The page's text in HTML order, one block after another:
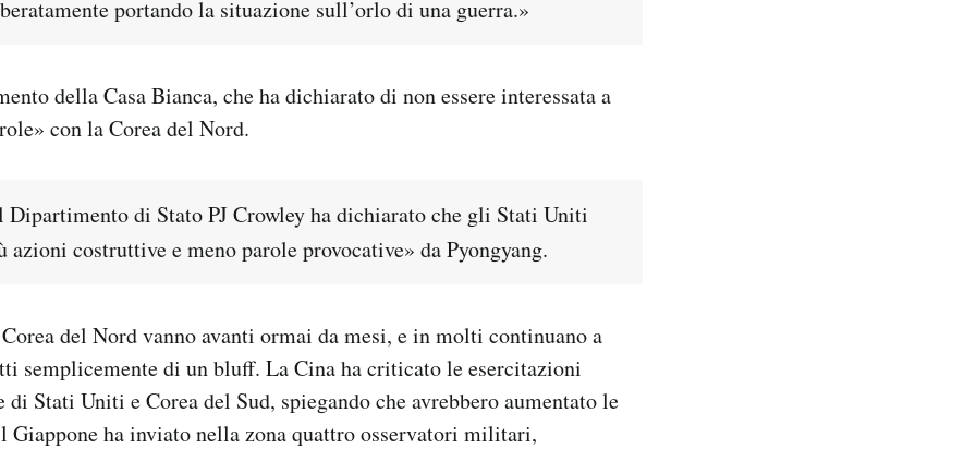
portando la situazione sull’orlo di una guerra.»
della Casa Bianca, che ha dichiarato di non essere interessata a
con la Corea del Nord.
Dipartimento di Stato PJ Crowley ha dichiarato che gli Stati Uniti
azioni costruttive e meno parole provocative» da Pyongyang.
del Nord vanno avanti ormai da mesi, e in molti continuano a
semplicemente di un bluff. La Cina ha criticato le esercitazioni
Stati Uniti e Corea del Sud, spiegando che avrebbero aumentato le
Giappone ha inviato nella zona quattro osservatori militari,